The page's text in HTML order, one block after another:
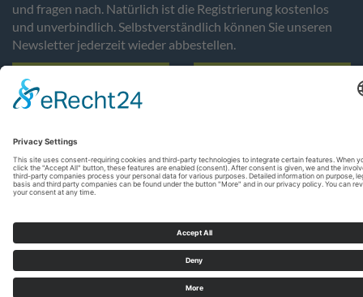
und fragen nach. Natürlich ist die Registrierung kostenlos
und unverbindlich. Selbstverständlich können Sie unseren
Newsletter jederzeit wieder abbestellen.
Copyright © 2026 DOSU AG